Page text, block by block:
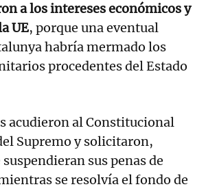
a los intereses económicos y
UE, porque una eventual
habría mermado los
procedentes del Estado
acudieron al Constitucional
Supremo y solicitaron,
sus penas de
se resolvía el fondo de